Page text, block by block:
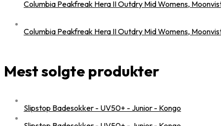
Columbia Peakfreak Hera II Outdry Mid Womens,
Columbia Peakfreak Hera II Outdry Mid Womens,
Mest solgte produkter
Slipstop Badesokker - UV50+ - Junior - Kongo